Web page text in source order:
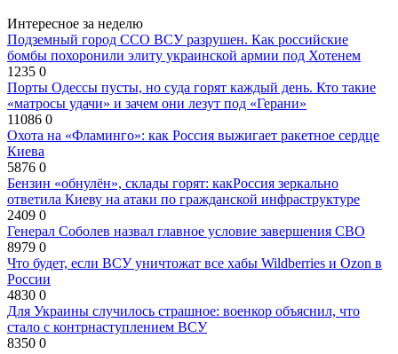
Интересное за неделю
Подземный город ССО ВСУ разрушен. Как российские
бомбы похоронили элиту украинской армии под Хотенем
1235 0
Порты Одессы пусты, но суда горят каждый день. Кто такие
«матросы удачи» и зачем они лезут под «Герани»
11086 0
Охота на «Фламинго»: как Россия выжигает ракетное сердце
Киева
5876 0
Бензин «обнулён», склады горят: какРоссия зеркально
ответила Киеву на атаки по гражданской инфраструктуре
2409 0
Генерал Соболев назвал главное условие завершения СВО
8979 0
Что будет, если ВСУ уничтожат все хабы Wildberries и Ozon в
России
4830 0
Для Украины случилось страшное: военкор объяснил, что
стало с контрнаступлением ВСУ
8350 0